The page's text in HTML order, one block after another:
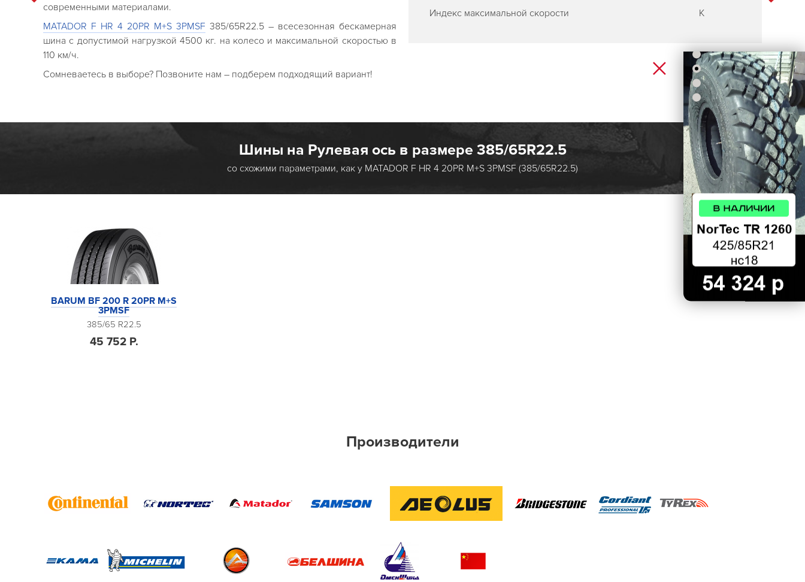
×
современными материалами.
MATADOR F HR 4 20PR M+S 3PMSF 385/65R22.5 – всесезонная бескамерная
шина с допустимой нагрузкой 4500 кг. на колесо и максимальной скоростью в
110 км/ч.
Сомневаетесь в выборе? Позвоните нам – подберем подходящий вариант!
Индекс максимальной скорости
K
Шины на Рулевая ось в размере 385/65R22.5
со схожими параметрами, как у MATADOR F HR 4 20PR M+S 3PMSF (385/65R22.5)
BARUM BF 200 R 20PR M+S
3PMSF
385/65 R22.5
45 752 Р.
Производители